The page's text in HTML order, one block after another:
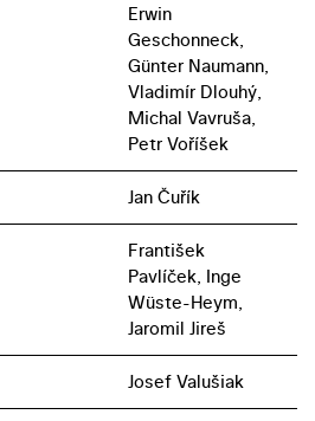
Erwin
Geschonneck,
Günter Naumann,
Vladimír Dlouhý,
Michal Vavruša,
Petr Voříšek
Jan Čuřík
František
Pavlíček, Inge
Wüste-Heym,
Jaromil Jireš
Josef Valušiak